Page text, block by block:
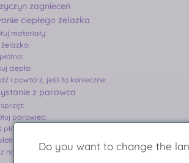
zagnieceń
ciepłego żelazka
materiały:
ciepło:
i powtórz, jeśli to konieczne:
z parowca
parowiec:
na powietrzu i sprawdź:
Do you want to change the